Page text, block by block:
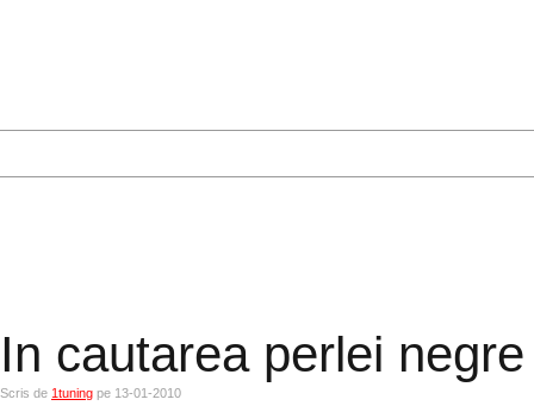
In cautarea perlei negre
Scris de 1tuning pe 13-01-2010